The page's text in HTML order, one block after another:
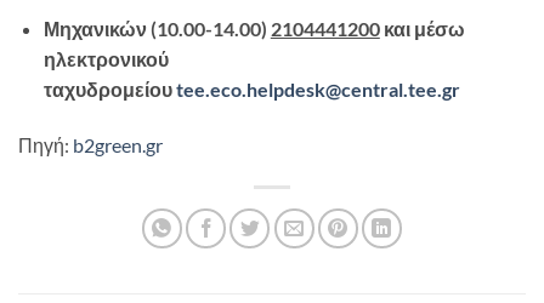
Μηχανικών (10.00-14.00) 2104441200και μέσω
ηλεκτρονικού
ταχυδρομείουtee.eco.helpdesk@central.tee.gr
Πηγή: b2green.gr